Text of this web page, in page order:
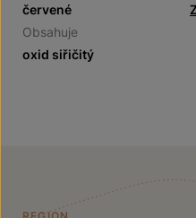
červené
Obsahuje
oxid siřičitý